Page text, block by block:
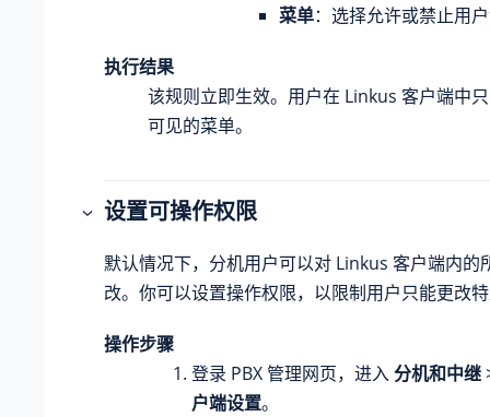
菜单：选择允许或禁止用
执行结果
该规则立即生效。用户在 Linkus 客户端中
可见的菜单。
设置可操作权限
默认情况下，分机用户可以对 Linkus 客户端内的
改。你可以设置操作权限，以限制用户只能更改
操作步骤
登录 PBX 管理网页，进入分机和中继
户端设置。